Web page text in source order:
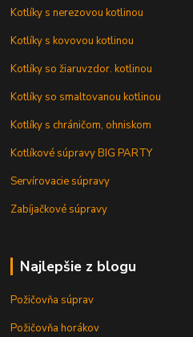
Kotlíky s nerezovou kotlinou
Kotlíky s kovovou kotlinou
Kotlíky so žiaruvzdor. kotlinou
Kotlíky so smaltovanou kotlinou
Kotlíky s chráničom, ohniskom
Kotlíkové súpravy BIG PARTY
Servírovacie súpravy
Zabíjačkové súpravy
Najlepšie z blogu
Požičovňa súprav
Požičovňa horákov